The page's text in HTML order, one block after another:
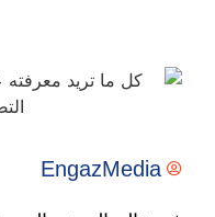
EngazMedia